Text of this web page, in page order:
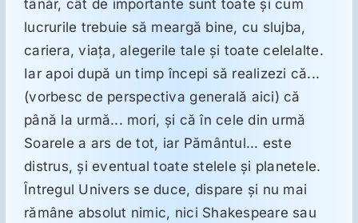
Antipsihiatrie
Psihoterapie
Proză utilă
tânăr, cât de importante sunt toate şi cum
lucrurile trebuie să meargă bine, cu slujba,
cariera, viaţa, alegerile tale şi toate celelalte.
Iar apoi după un timp începi să realizezi că...
(vorbesc de perspectiva generală aici) că
până la urmă... mori, şi că în cele din urmă
Soarele a ars de tot, iar Pământul... este
distrus, şi eventual toate stelele şi planetele.
Întregul Univers se duce, dispare şi nu mai
rămâne absolut nimic, nici Shakespeare sau